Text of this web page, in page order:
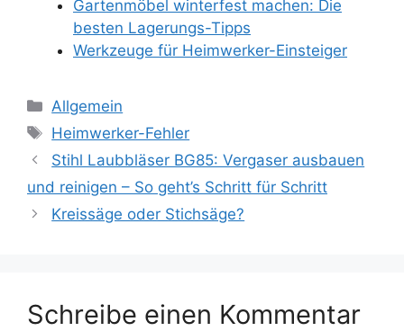
Gartenmöbel winterfest machen: Die
besten Lagerungs-Tipps
Werkzeuge für Heimwerker-Einsteiger
Kategorien
Allgemein
Schlagwörter
Heimwerker-Fehler
Stihl Laubbläser BG85: Vergaser ausbauen
und reinigen – So geht’s Schritt für Schritt
Kreissäge oder Stichsäge?
Schreibe einen Kommentar